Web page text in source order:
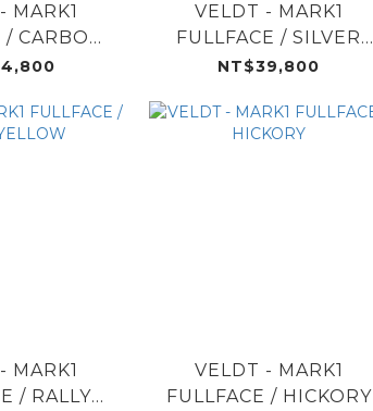
MARK1
/ CARBON
VELDT - MARK1
FULLFACE / SILVER
FOIL
NT$39,800
MARK1
/ RALLY
VELDT - MARK1
FULLFACE / HICKORY